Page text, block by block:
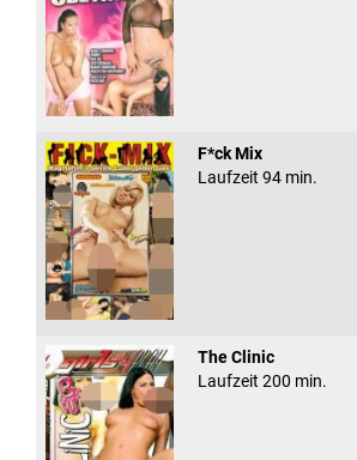
F*ck Mix
Laufzeit 94 min.
The Clinic
Laufzeit 200 min.